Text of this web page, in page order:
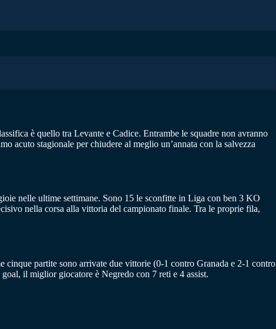
è quello tra Levante e Cadice. Entrambe le squadre non avranno
acuto stagionale per chiudere al meglio un’annata con la salvezza
nelle ultime settimane. Sono 15 le sconfitte in Liga con ben 3 KO
nella corsa alla vittoria del campionato finale. Tra le proprie fila,
partite sono arrivate due vittorie (0-1 contro Granada e 2-1 contro
il miglior giocatore è Negredo con 7 reti e 4 assist.